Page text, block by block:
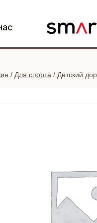
/ Для спорта / Детский